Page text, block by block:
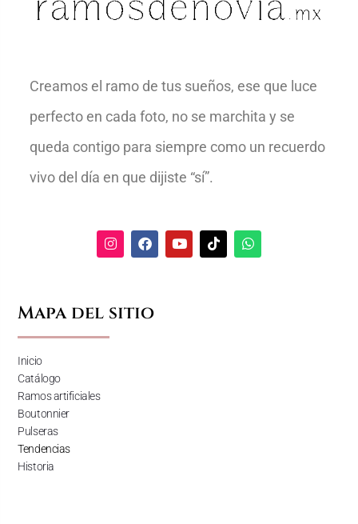
Creamos el ramo de tus sueños, ese que luce
perfecto en cada foto, no se marchita y se
queda contigo para siempre como un recuerdo
vivo del día en que dijiste “sí”.
Mapa del sitio
Inicio
Catálogo
Ramos artificiales
Boutonnier
Pulseras
Tendencias
Historia